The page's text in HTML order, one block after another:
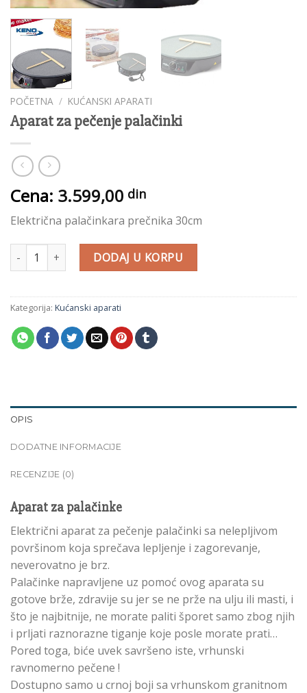
POČETNA / KUĆANSKI APARATI
Aparat za pečenje palačinki
Cena: 3.599,00 din
Električna palačinkara prečnika 30cm
Aparat za pečenje palačinki količina
DODAJ U KORPU
Kategorija: Kućanski aparati
OPIS
DODATNE INFORMACIJE
RECENZIJE (0)
Aparat za palačinke
Električni aparat za pečenje palačinki sa nelepljivom
površinom koja sprečava lepljenje i zagorevanje,
neverovatno je brz.
Palačinke napravljene uz pomoć ovog aparata su
gotove brže, zdravije su jer se ne prže na ulju ili masti, i
što je najbitnije, ne morate paliti šporet samo zbog njih
i prljati raznorazne tiganje koje posle morate prati…
Pored toga, biće uvek savršeno iste, vrhunski
ravnomerno pečene !
Dostupno samo u crnoj boji sa vrhunskom granitnom